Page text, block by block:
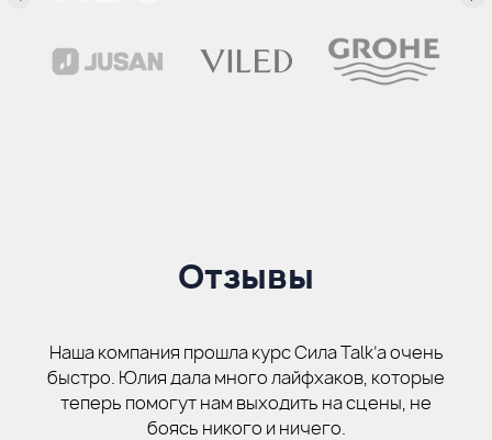
Отзывы
Наша компания прошла курс Сила Talk’a очень
быстро. Юлия дала много лайфхаков, которые
теперь помогут нам выходить на сцены, не
боясь никого и ничего.